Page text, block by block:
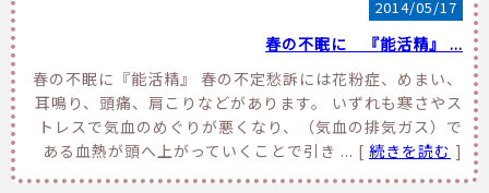
2014/05/17
春の不眠に 『能活精』 ...
春の不眠に『能活精』 春の不定愁訴には花粉症、めまい、
耳鳴り、頭痛、肩こりなどがあります。 いずれも寒さやス
トレスで気血のめぐりが悪くなり、（気血の排気ガス）で
ある血熱が頭へ上がっていくことで引き ... [ 続きを読む ]